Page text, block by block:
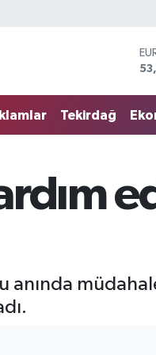
Tekirdağ
anında